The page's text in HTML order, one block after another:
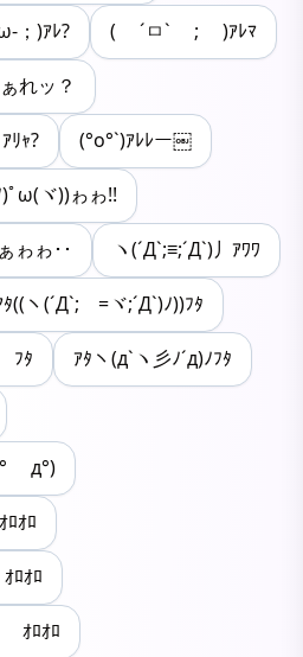
；)ｱﾚ? ( ´ㅁ` ; )ｱﾚﾏ
ッ？
ｬ? (°o°`)ｱﾚﾚー￼
)ﾟω(ヾ))ゎゎ!!
ゎゎ･･ ヽ(´Д`;≡;´Д`)丿ｱﾜﾜ
ﾀ((ヽ(´Д`;ゞ=ヾ;´Д`)ﾉ))ﾌﾀ
ﾌﾀ ｱﾀヽ(д`ヽ彡ﾉ´д)ﾉﾌﾀ
д°)
ｵﾛ
ﾛｵﾛ
ｵﾛｵﾛ